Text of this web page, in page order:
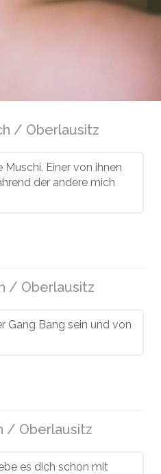
/ Oberlausitz
Einer von ihnen
der andere mich
/ Oberlausitz
Gang Bang sein und von
/ Oberlausitz
es dich schon mit